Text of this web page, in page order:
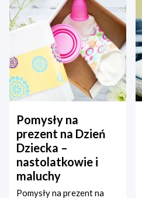
Pomysły na
prezent na Dzień
Dziecka –
nastolatkowie i
maluchy
Pomysły na prezent na